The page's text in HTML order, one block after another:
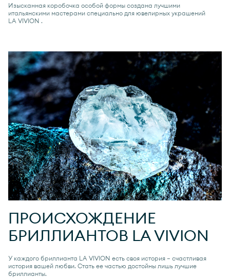
Изысканная коробочка особой формы создана лучшими
итальянскими мастерами специально для ювелирных украшений
LA VIVION .
ПРОИСХОЖДЕНИЕ
БРИЛЛИАНТОВ LA VIVION
У каждого бриллианта LA VIVION есть своя история — счастливая
история вашей любви. Стать ее частью достойны лишь лучшие
бриллианты.